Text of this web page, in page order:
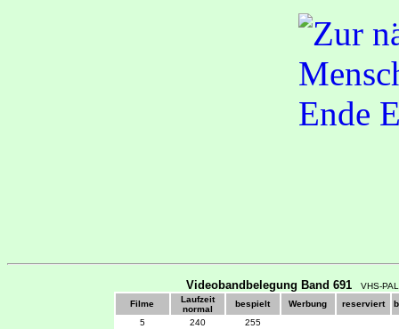
Videobandbelegung Band 691
VHS-
Filme
Laufzeit
normal
bespielt Werbung reserviert
5
240
255